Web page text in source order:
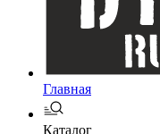
Главная
Каталог